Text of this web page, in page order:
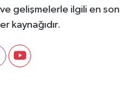
gelişmelerle ilgili en son
kaynağıdır.